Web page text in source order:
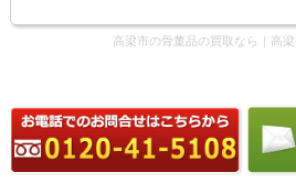
高梁市の骨董品の買取なら｜高